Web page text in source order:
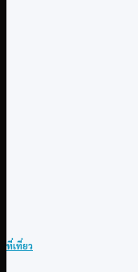
ที่เที่ยว